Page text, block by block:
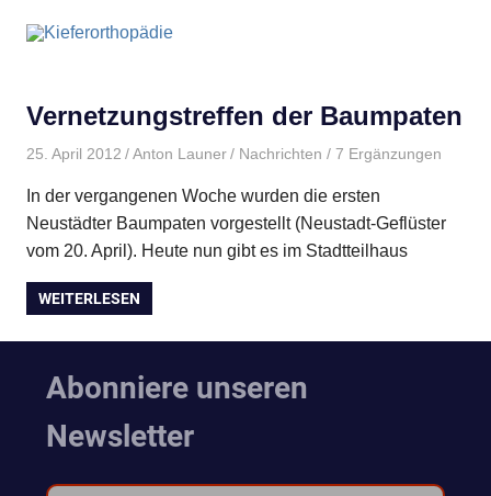
Vernetzungstreffen der Baumpaten
25. April 2012 Anton Launer Nachrichten / 7 Ergänzungen
In der vergangenen Woche wurden die ersten
Neustädter Baumpaten vorgestellt (Neustadt-Geflüster
vom 20. April). Heute nun gibt es im Stadtteilhaus
WEITERLESEN
Abonniere unseren
Newsletter